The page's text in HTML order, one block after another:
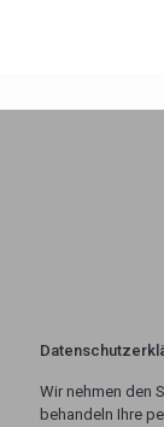
Wir nehmen den
behandeln Ihre